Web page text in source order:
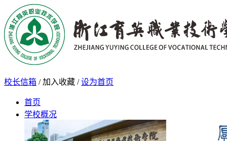
校长信箱 / 加入收藏 / 设为首页
首页
学校概况